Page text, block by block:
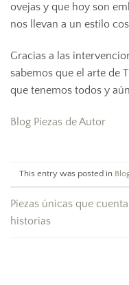
ovejas y que hoy son
nos llevan a un estilo
Gracias a las
sabemos que el arte de
que tenemos todos y
Blog Piezas de Autor
This entry was posted in
Piezas únicas que
historias